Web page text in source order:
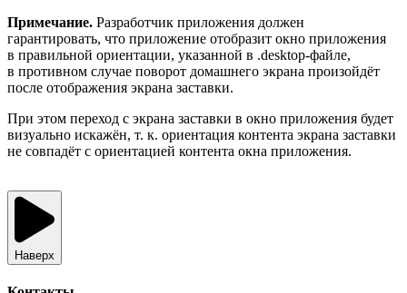
Примечание. Разработчик приложения должен
гарантировать, что приложение отобразит окно приложения
в правильной ориентации, указанной в .desktop-файле,
в противном случае поворот домашнего экрана произойдёт
после отображения экрана заставки.
При этом переход с экрана заставки в окно приложения будет
визуально искажён, т. к. ориентация контента экрана заставки
не совпадёт с ориентацией контента окна приложения.
Наверх